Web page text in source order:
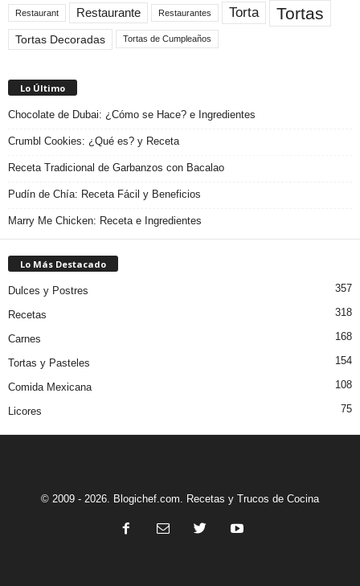
Restaurant Restaurante Restaurantes Torta Tortas
Tortas Decoradas Tortas de Cumpleaños
Lo Último
Chocolate de Dubai: ¿Cómo se Hace? e Ingredientes
Crumbl Cookies: ¿Qué es? y Receta
Receta Tradicional de Garbanzos con Bacalao
Pudín de Chía: Receta Fácil y Beneficios
Marry Me Chicken: Receta e Ingredientes
Lo Más Destacado
Dulces y Postres 357
Recetas 318
Carnes 168
Tortas y Pasteles 154
Comida Mexicana 108
Licores 75
© 2009 - 2026. Blogichef.com. Recetas y Trucos de Cocina